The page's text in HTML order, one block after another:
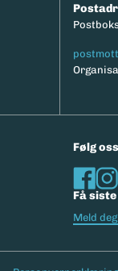
Følg
Få
Meld